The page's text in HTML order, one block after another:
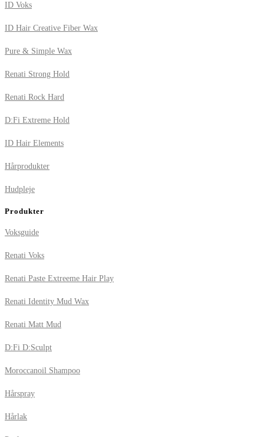
ID Voks
ID Hair Creative Fiber Wax
Pure & Simple Wax
Renati Strong Hold
Renati Rock Hard
D:Fi Extreme Hold
ID Hair Elements
Hårprodukter
Hudpleje
Produkter
Voksguide
Renati Voks
Renati Paste Extreeme Hair Play
Renati Identity Mud Wax
Renati Matt Mud
D:Fi D:Sculpt
Moroccanoil Shampoo
Hårspray
Hårlak